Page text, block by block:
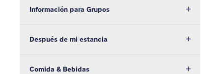
Información para Grupos
Después de mi estancia
Comida & Bebidas